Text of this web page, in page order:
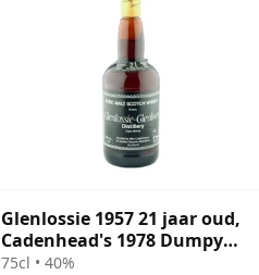
Glenlossie 1957 21 jaar oud,
Cadenhead's 1978 Dumpy
Bottling
75cl • 40%